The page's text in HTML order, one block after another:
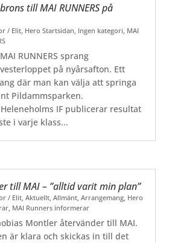
till MAI RUNNERS på
/ Elit Hero Startsidan Ingen kategori MAI
RUNNERS sprang
på nyårsafton. Ett
där man kan välja att springa
Pildammsparken.
IF publicerar resultat
i varje klass...
till MAI – ”alltid varit min plan”
/ Elit,Aktuellt,Allmänt,Arrangemang, Hero
, MAI Runners informerar
Montler återvänder till MAI.
är klara och skickas in till det